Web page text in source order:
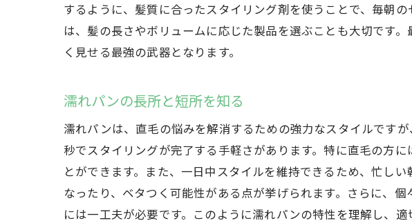
濡れパンで魅力
直毛を美しく見
直毛に最適な濡
地元のおすすめ
直毛を自在に操
濡れパンで叶う
するように、髪質に合ったスタイリング剤を使うことで、毎朝
は、髪の長さやボリュームに応じた製品を選ぶことも大切です
く見せる最強の武器となります。
濡れパンの長所と短所を知る
濡れパンは、直毛の悩みを解消するための強力なスタイルです
秒でスタイリングが完了する手軽さがあります。特に直毛の方
とができます。また、一日中スタイルを維持できるため、忙し
なったり、ベタつく可能性がある点が挙げられます。さらに、
には一工夫が必要です。このように濡れパンの特性を理解し、